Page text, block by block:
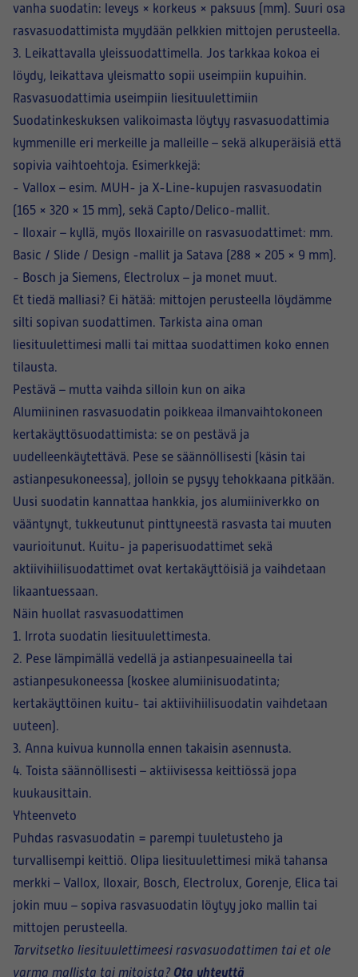
vanha suodatin: leveys × korkeus × paksuus (mm). Suuri osa
rasvasuodattimista myydään pelkkien mittojen perusteella.
3. Leikattavalla yleissuodattimella. Jos tarkkaa kokoa ei
löydy, leikattava yleismatto sopii useimpiin kupuihin.
Rasvasuodattimia useimpiin liesituulettimiin
Suodatinkeskuksen valikoimasta löytyy rasvasuodattimia
kymmenille eri merkeille ja malleille – sekä alkuperäisiä että
sopivia vaihtoehtoja. Esimerkkejä:
- Vallox – esim. MUH- ja X-Line-kupujen rasvasuodatin
(165 × 320 × 15 mm), sekä Capto/Delico-mallit.
- Iloxair – kyllä, myös Iloxairille on rasvasuodattimet: mm.
Basic / Slide / Design -mallit ja Satava (288 × 205 × 9 mm).
- Bosch ja Siemens, Electrolux – ja monet muut.
Et tiedä malliasi? Ei hätää: mittojen perusteella löydämme
silti sopivan suodattimen. Tarkista aina oman
liesituulettimesi malli tai mittaa suodattimen koko ennen
tilausta.
Pestävä – mutta vaihda silloin kun on aika
Alumiininen rasvasuodatin poikkeaa ilmanvaihtokoneen
kertakäyttösuodattimista: se on pestävä ja
uudelleenkäytettävä. Pese se säännöllisesti (käsin tai
astianpesukoneessa), jolloin se pysyy tehokkaana pitkään.
Uusi suodatin kannattaa hankkia, jos alumiiniverkko on
vääntynyt, tukkeutunut pinttyneestä rasvasta tai muuten
vaurioitunut. Kuitu- ja paperisuodattimet sekä
aktiivihiilisuodattimet ovat kertakäyttöisiä ja vaihdetaan
likaantuessaan.
Näin huollat rasvasuodattimen
1. Irrota suodatin liesituulettimesta.
2. Pese lämpimällä vedellä ja astianpesuaineella tai
astianpesukoneessa (koskee alumiinisuodatinta;
kertakäyttöinen kuitu- tai aktiivihiilisuodatin vaihdetaan
uuteen).
3. Anna kuivua kunnolla ennen takaisin asennusta.
4. Toista säännöllisesti – aktiivisessa keittiössä jopa
kuukausittain.
Yhteenveto
Puhdas rasvasuodatin = parempi tuuletusteho ja
turvallisempi keittiö. Olipa liesituulettimesi mikä tahansa
merkki – Vallox, Iloxair, Bosch, Electrolux, Gorenje, Elica tai
jokin muu – sopiva rasvasuodatin löytyy joko mallin tai
mittojen perusteella.
Tarvitsetko liesituulettimeesi rasvasuodattimen tai et ole
varma mallista tai mitoista? Ota yhteyttä